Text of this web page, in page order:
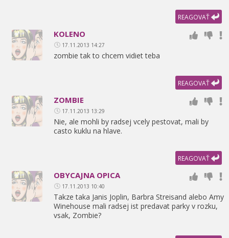
REAGOVAŤ
KOLENO
17.11.2013 14:27
zombie tak to chcem vidiet teba
REAGOVAŤ
ZOMBIE
17.11.2013 13:29
Nie, ale mohli by radsej vcely pestovat, mali by
casto kuklu na hlave.
REAGOVAŤ
OBYCAJNA OPICA
17.11.2013 10:40
Takze taka Janis Joplin, Barbra Streisand alebo Amy
Winehouse mali radsej ist predavat parky v rozku,
vsak, Zombie?